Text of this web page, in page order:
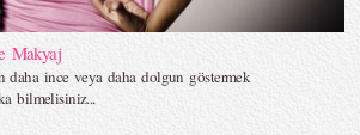
Makyaj
daha ince veya daha dolgun göstermek
bilmelisiniz...